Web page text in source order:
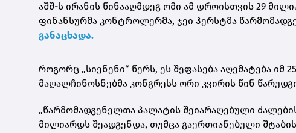
აშშ-ს ირანის წინააღმდეგ ომი ამ დროისთვის 29
ფინანსურმა კონტროლერმა, ჯეი ჰერსტმა
განაცხადა.
როგორც „სიენენი“ წერს, ეს შეფასება აღემატება
მაღალჩინოსნებმა კონგრესს ორი კვირის წინ
„წარმომადგენელთა პალატის შეიარაღებული
მილიარდს შეადგენდა, თუმცა გაერთიანებული